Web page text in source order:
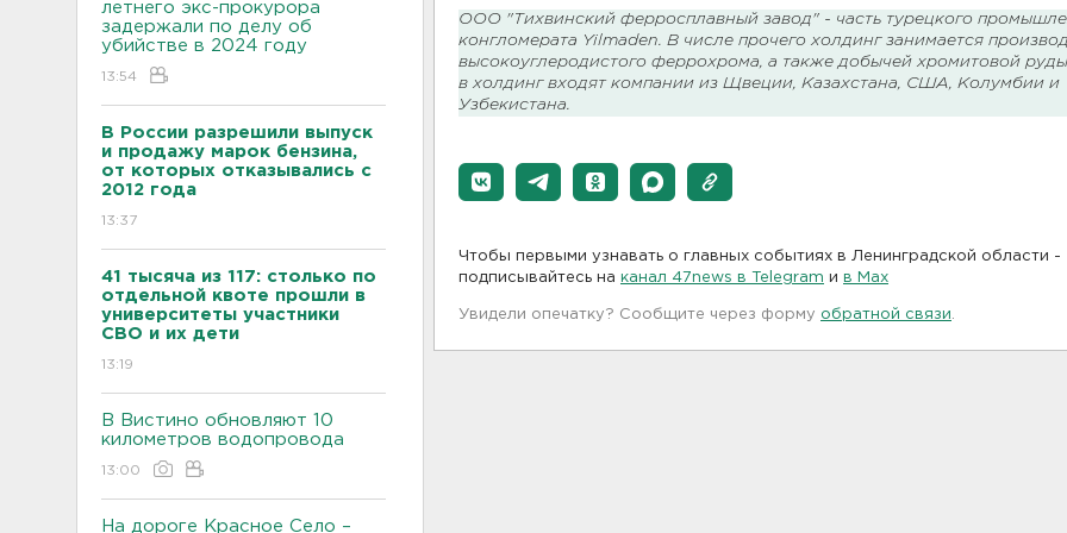
летнего экс-прокурора
задержали по делу об
убийстве в 2024 году
13:54
В России разрешили выпуск
и продажу марок бензина,
от которых отказывались с
2012 года
13:37
41 тысяча из 117: столько по
отдельной квоте прошли в
университеты участники
СВО и их дети
13:19
В Вистино обновляют 10
километров водопровода
13:00
На дороге Красное Село –
ООО "Тихвинский ферросплавный завод" - часть турецкого
конгломерата Yilmaden. В числе прочего холдинг занимается
высокоуглеродистого феррохрома, а также добычей хромитовой
в холдинг входят компании из Щвеции, Казахстана, США, Колумбии и
Узбекистана.
Чтобы первыми узнавать о главных событиях в Ленинградской области -
подписывайтесь на канал 47news в Telegram и в Maх
Увидели опечатку? Сообщите через форму обратной связи